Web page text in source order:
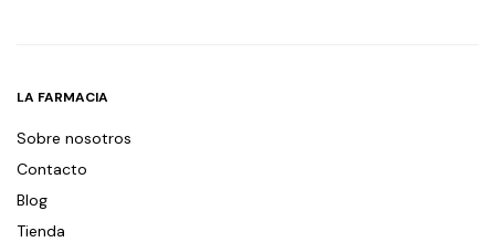
LA FARMACIA
Sobre nosotros
Contacto
Blog
Tienda